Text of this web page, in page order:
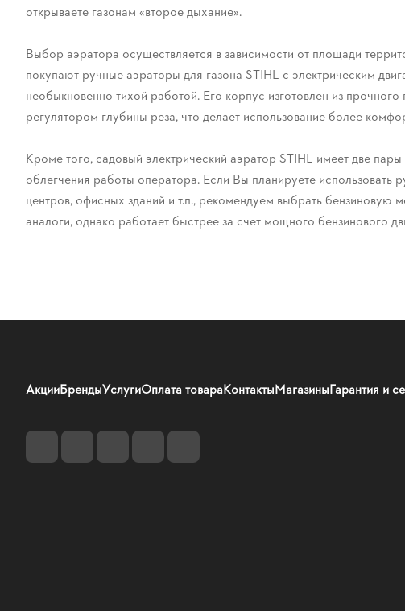
открываете газонам «второе дыхание».
Выбор аэратора осуществляется в зависимости от площади
покупают ручные аэраторы для газона STIHL с электрическим
необыкновенно тихой работой. Его корпус изготовлен из
регулятором глубины реза, что делает использование более
Кроме того, садовый электрический аэратор STIHL имеет две
облегчения работы оператора. Если Вы планируете
центров, офисных зданий и т.п., рекомендуем выбрать бензиновую
аналоги, однако работает быстрее за счет мощного бензинового
АкцииБрендыУслугиОплата товараКонтактыМагазиныГарантия и